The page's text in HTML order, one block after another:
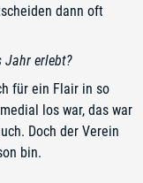
dann oft
Jahr erlebt?
für ein Flair in so
los war, das war
Doch der Verein
bin.